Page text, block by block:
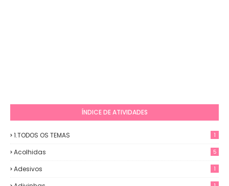
ÍNDICE DE ATIVIDADES
1.TODOS OS TEMAS 1
Acolhidas 5
Adesivos 1